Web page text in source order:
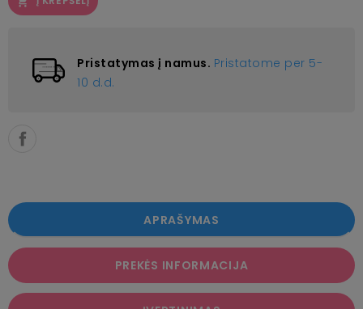
Pristatymas į namus. Pristatome per 5-
10 d.d.
APRAŠYMAS
PREKĖS INFORMACIJA